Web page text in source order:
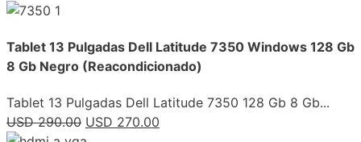
Tablet 13 Pulgadas Dell Latitude 7350 Windows 128 Gb
8 Gb Negro (Reacondicionado)
Tablet 13 Pulgadas Dell Latitude 7350 128 Gb 8 Gb...
USD290.00 USD 270.00